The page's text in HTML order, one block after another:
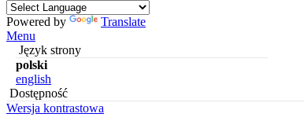
Powered by
Translate
Menu
Język strony
polski
english
Dostępność
Wersja kontrastowa